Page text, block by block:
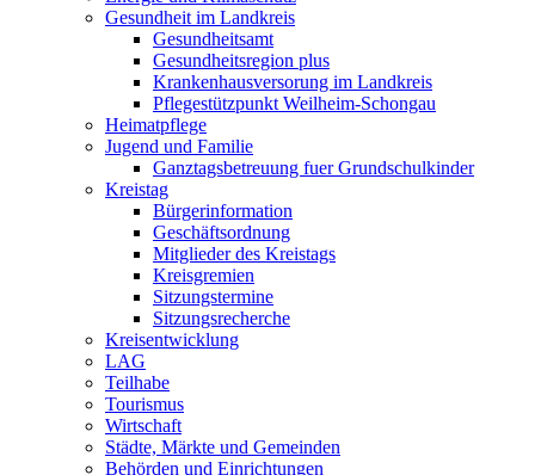
Gesundheit im Landkreis
Gesundheitsamt
Gesundheitsregion plus
Krankenhausversorung im Landkreis
Pflegestützpunkt Weilheim-Schongau
Heimatpflege
Jugend und Familie
Ganztagsbetreuung fuer Grundschulkinder
Kreistag
Bürgerinformation
Geschäftsordnung
Mitglieder des Kreistags
Kreisgremien
Sitzungstermine
Sitzungsrecherche
Kreisentwicklung
LAG
Teilhabe
Tourismus
Wirtschaft
Städte, Märkte und Gemeinden
Behörden und Einrichtungen